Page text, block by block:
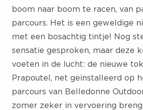
boom naar boom te racen, van
parcours. Het is een geweldige
met een bosachtig tintje! Nog
sensatie gesproken, maar deze
voeten in de lucht: de nieuwe
Prapoutel, net geïnstalleerd op
parcours van Belledonne
zomer zeker in vervoering